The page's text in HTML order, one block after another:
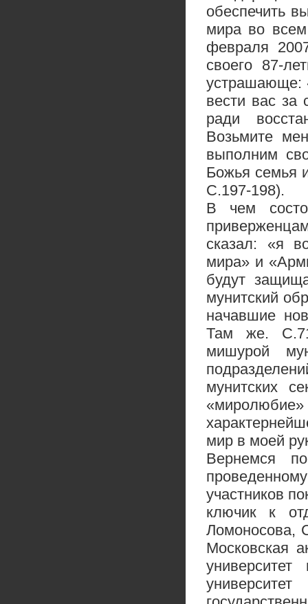
обеспечить
мира во
февраля
своего 87-
устрашающе:
вести вас за
ради
Возьмите
выполним
Божья семья
С.197-198).
В чем
сказал: «я
мира» и
будут
мунитский
начавшие
Там же.
мишурой
мунитских
мир в моей
Вернемся
участников
ключик к
Ломоносова,
Московская